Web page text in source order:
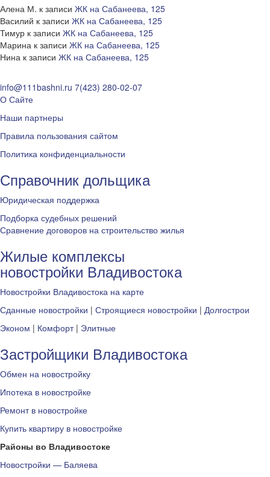
Алена М. к записи ЖК на Сабанеева, 125
Василий к записи ЖК на Сабанеева, 125
Тимур к записи ЖК на Сабанеева, 125
Марина к записи ЖК на Сабанеева, 125
Нина к записи ЖК на Сабанеева, 125
info@111bashni.ru 7(423) 280-02-07
О Сайте
Наши партнеры
Правила пользования сайтом
Политика конфиденциальности
Справочник дольщика
Юридическая поддержка
Подборка судебных решений
Сравнение договоров на строительство жилья
Жилые комплексы
новостройки Владивостока
Новостройки Владивостока на карте
Сданные новостройки | Строящиеся новостройки | Долгострои
Эконом | Комфорт| Элитные
Застройщики Владивостока
Обмен на новостройку
Ипотека в новостройке
Ремонт в новостройке
Купить квартиру в новостройке
Районы во Владивостоке
Новостройки — Баляева